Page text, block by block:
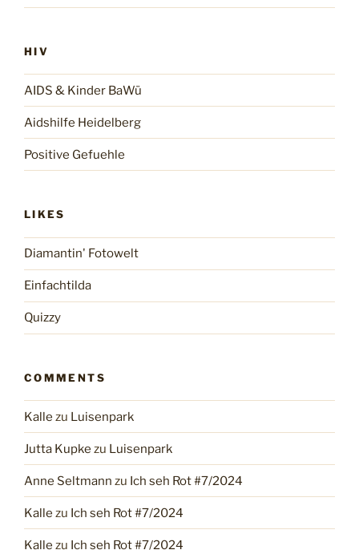
HIV
AIDS & Kinder BaWü
Aidshilfe Heidelberg
Positive Gefuehle
LIKES
Diamantin' Fotowelt
Einfachtilda
Quizzy
COMMENTS
Kalle zu Luisenpark
Jutta Kupke zu Luisenpark
Anne Seltmann zu Ich seh Rot #7/2024
Kalle zu Ich seh Rot #7/2024
Kalle zu Ich seh Rot #7/2024